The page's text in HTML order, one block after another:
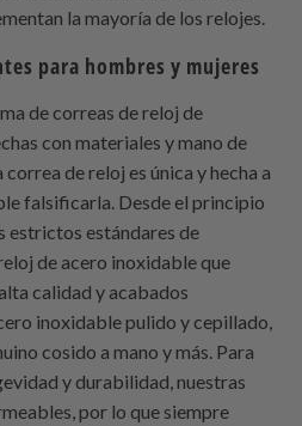
la mayoría de los relojes.
para hombres y mujeres
de correas de reloj de
con materiales y mano de
de reloj es única y hecha a
falsificarla. Desde el principio
estrictos estándares de
de acero inoxidable que
calidad y acabados
inoxidable pulido y cepillado,
cosido a mano y más. Para
y durabilidad, nuestras
por lo que siempre